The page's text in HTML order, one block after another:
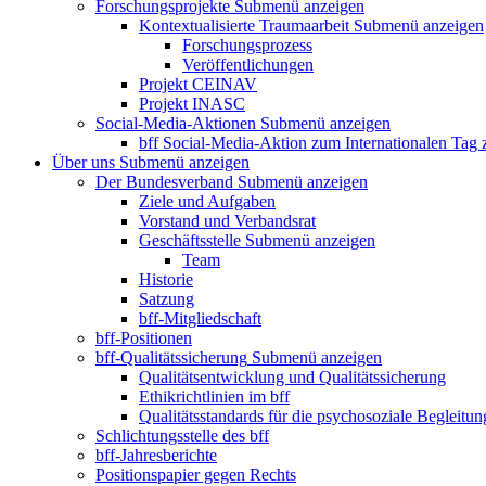
Forschungsprojekte Submenü anzeigen
Kontextualisierte Traumaarbeit Submenü anzeigen
Forschungsprozess
Veröffentlichungen
Projekt CEINAV
Projekt INASC
Social-Media-Aktionen Submenü anzeigen
bff Social-Media-Aktion zum Internationalen Tag
Über uns Submenü anzeigen
Der Bundesverband Submenü anzeigen
Ziele und Aufgaben
Vorstand und Verbandsrat
Geschäftsstelle Submenü anzeigen
Team
Historie
Satzung
bff-Mitgliedschaft
bff-Positionen
bff-Qualitätssicherung Submenü anzeigen
Qualitätsentwicklung und Qualitätssicherung
Ethikrichtlinien im bff
Qualitätsstandards für die psychosoziale
Schlichtungsstelle des bff
bff-Jahresberichte
Positionspapier gegen Rechts